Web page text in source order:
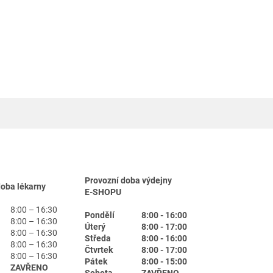
lékarny
8:00 – 16:30
8:00 – 16:30
8:00 – 16:30
8:00 – 16:30
8:00 – 16:30
ZAVŘENO
Provozní doba výdejny
E-SHOPU
Pondělí
8:00 - 16:00
Úterý
8:00 - 17:00
Středa
8:00 - 16:00
Čtvrtek
8:00 - 17:00
Pátek
8:00 - 15:00